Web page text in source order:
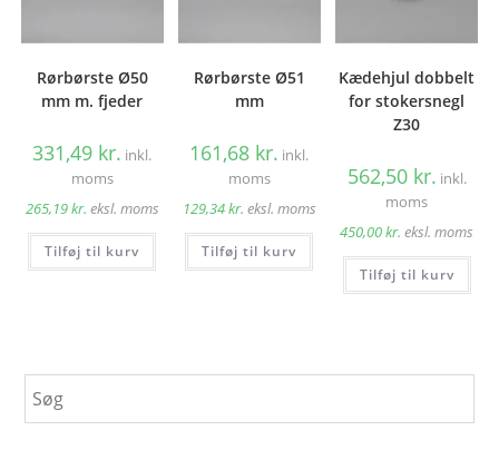
Rørbørste Ø50
mm m. fjeder
331,49 kr. inkl.
moms
265,19kr. eksl. moms
Tilføj til kurv
Rørbørste Ø51
mm
161,68 kr. inkl.
moms
129,34kr. eksl. moms
Tilføj til kurv
Kædehjul dobbelt
for stokersnegl
Z30
562,50 kr. inkl.
moms
450,00kr. eksl. moms
Tilføj til kurv